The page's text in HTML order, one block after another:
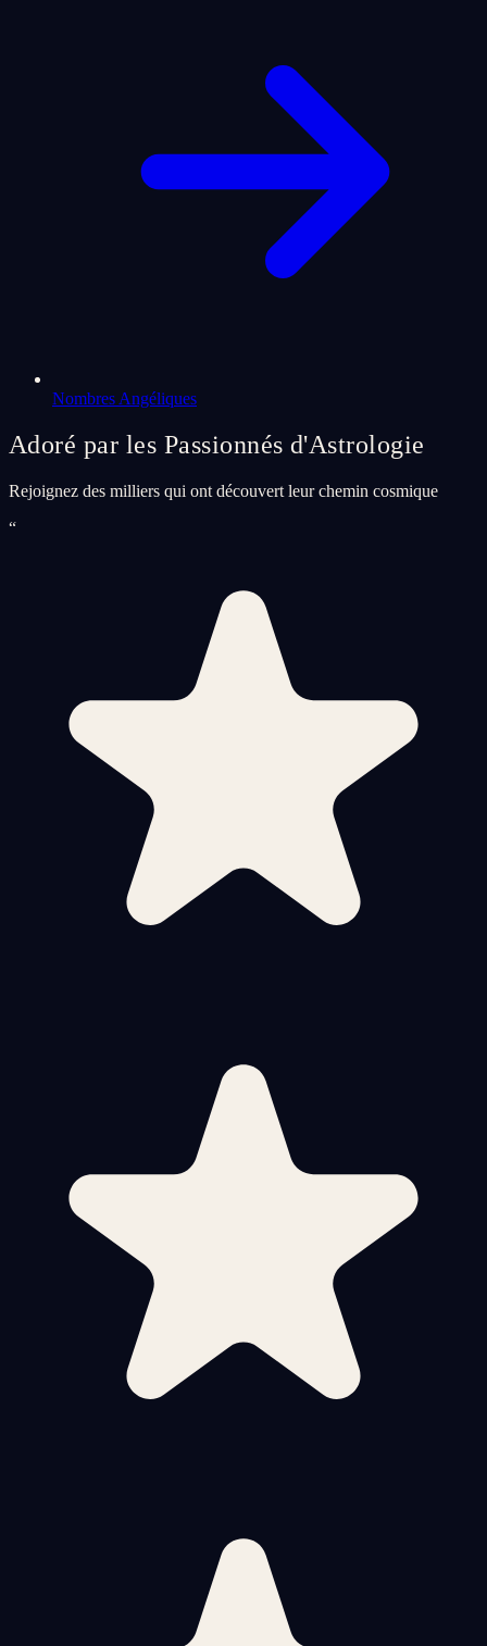
Nombres Angéliques
Adoré par les Passionnés d'Astrologie
Rejoignez des milliers qui ont découvert leur chemin cosmique
“